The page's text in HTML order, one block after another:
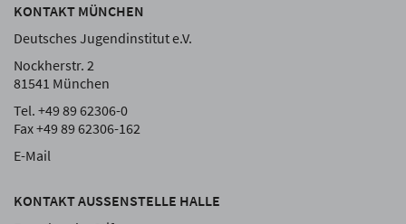
KONTAKT MÜNCHEN
Deutsches Jugendinstitut e.V.
Nockherstr. 2
81541 München
Tel. +49 89 62306-0
Fax +49 89 62306-162
E-Mail
KONTAKT AUSSENSTELLE HALLE